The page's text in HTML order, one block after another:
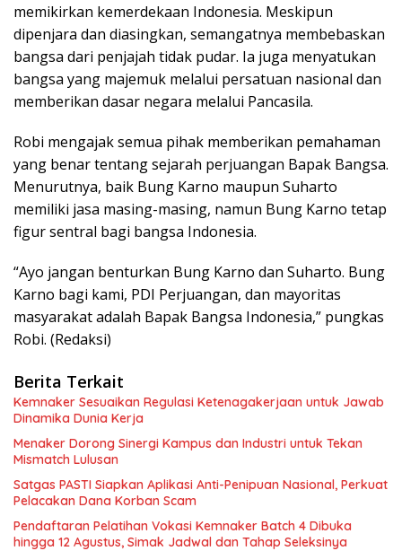
memikirkan kemerdekaan Indonesia. Meskipun
dipenjara dan diasingkan, semangatnya membebaskan
bangsa dari penjajah tidak pudar. Ia juga menyatukan
bangsa yang majemuk melalui persatuan nasional dan
memberikan dasar negara melalui Pancasila.
Robi mengajak semua pihak memberikan pemahaman
yang benar tentang sejarah perjuangan Bapak Bangsa.
Menurutnya, baik Bung Karno maupun Suharto
memiliki jasa masing-masing, namun Bung Karno tetap
figur sentral bagi bangsa Indonesia.
“Ayo jangan benturkan Bung Karno dan Suharto. Bung
Karno bagi kami, PDI Perjuangan, dan mayoritas
masyarakat adalah Bapak Bangsa Indonesia,” pungkas
Robi. (Redaksi)
Berita Terkait
Kemnaker Sesuaikan Regulasi Ketenagakerjaan untuk Jawab
Dinamika Dunia Kerja
Menaker Dorong Sinergi Kampus dan Industri untuk Tekan
Mismatch Lulusan
Satgas PASTI Siapkan Aplikasi Anti-Penipuan Nasional, Perkuat
Pelacakan Dana Korban Scam
Pendaftaran Pelatihan Vokasi Kemnaker Batch 4 Dibuka
hingga 12 Agustus, Simak Jadwal dan Tahap Seleksinya